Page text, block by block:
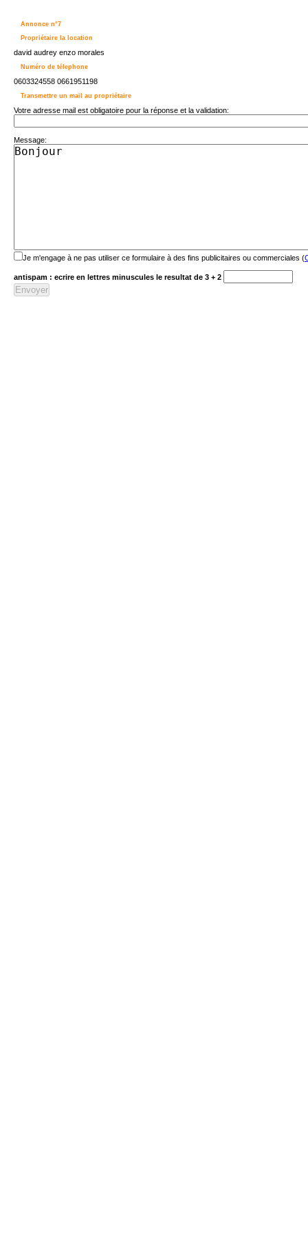
Annonce n°7
Propriétaire la location
david audrey enzo morales
Numéro de télephone
0603324558 0661951198
Transmettre un mail au propriétaire
Votre adresse mail est obligatoire pour la réponse et la validation:
Message:
Je m'engage à ne pas utiliser ce formulaire à des fins publicitaires ou commerciales (
antispam : ecrire en lettres minuscules le resultat de 3 + 2